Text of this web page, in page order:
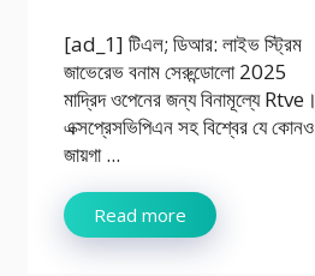
[ad_1] টিএল; ডিআর: লাইভ স্ট্রিম
জাভেরেভ বনাম সেরুন্ডোলো 2025
মাদ্রিদ ওপেনের জন্য বিনামূল্যে Rtve।
এক্সপ্রেসভিপিএন সহ বিশ্বের যে কোনও
জায়গা ...
Read more